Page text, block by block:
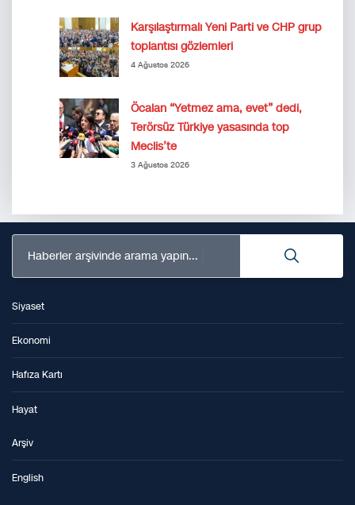
Karşılaştırmalı Yeni Parti ve CHP grup
toplantısı gözlemleri
4 Ağustos 2026
Öcalan “Yetmez ama, evet” dedi,
Terörsüz Türkiye yasasında top
Meclis’te
3 Ağustos 2026
Haberler arşivinde arama yapın...
Siyaset
Ekonomi
Hafıza Kartı
Hayat
Arşiv
English